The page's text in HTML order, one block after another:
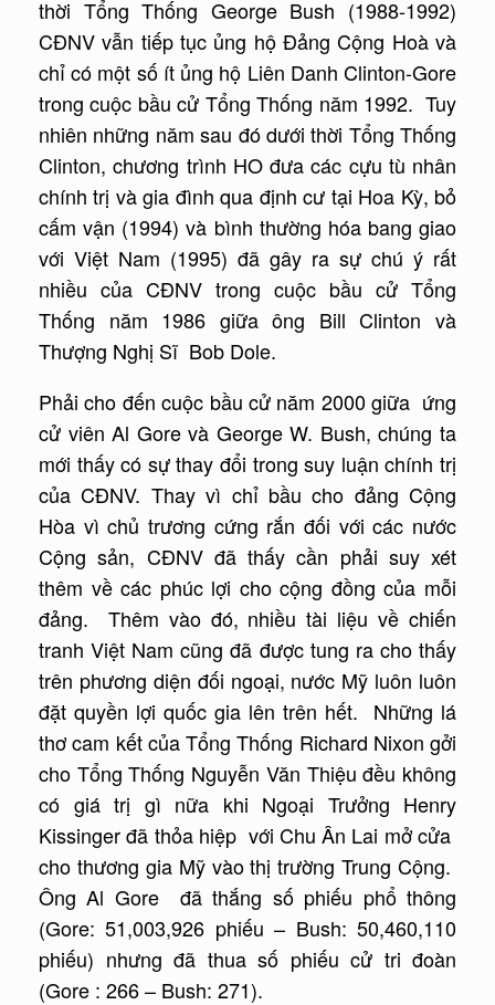
thời Tổng Thống George Bush (1988-1992)
CĐNV vẫn tiếp tục ủng hộ Đảng Cộng Hoà và
chỉ có một số ít ủng hộ Liên Danh Clinton-Gore
trong cuộc bầu cử Tổng Thống năm 1992. Tuy
nhiên những năm sau đó dưới thời Tổng Thống
Clinton, chương trình HO đưa các cựu tù nhân
chính trị và gia đình qua định cư tại Hoa Kỳ, bỏ
cấm vận (1994) và bình thường hóa bang giao
với Việt Nam (1995) đã gây ra sự chú ý rất
nhiều của CĐNV trong cuộc bầu cử Tổng
Thống năm 1986 giữa ông Bill Clinton và
Thượng Nghị Sĩ Bob Dole.
Phải cho đến cuộc bầu cử năm 2000 giữa ứng
cử viên Al Gore và George W. Bush, chúng ta
mới thấy có sự thay đổi trong suy luận chính trị
của CĐNV. Thay vì chỉ bầu cho đảng Cộng
Hòa vì chủ trương cứng rắn đối với các nước
Cộng sản, CĐNV đã thấy cần phải suy xét
thêm về các phúc lợi cho cộng đồng của mỗi
đảng. Thêm vào đó, nhiều tài liệu về chiến
tranh Việt Nam cũng đã được tung ra cho thấy
trên phương diện đối ngoại, nước Mỹ luôn luôn
đặt quyền lợi quốc gia lên trên hết. Những lá
thơ cam kết của Tổng Thống Richard Nixon gởi
cho Tổng Thống Nguyễn Văn Thiệu đều không
có giá trị gì nữa khi Ngoại Trưởng Henry
Kissinger đã thỏa hiệp với Chu Ân Lai mở cửa
cho thương gia Mỹ vào thị trường Trung Cộng.
Ông Al Gore đã thắng số phiếu phổ thông
(Gore: 51,003,926 phiếu – Bush: 50,460,110
phiếu) nhưng đã thua số phiếu cử tri đoàn
(Gore : 266 – Bush: 271).